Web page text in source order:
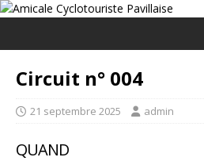
Circuit n° 004
21 septembre 2025 admin
QUAND